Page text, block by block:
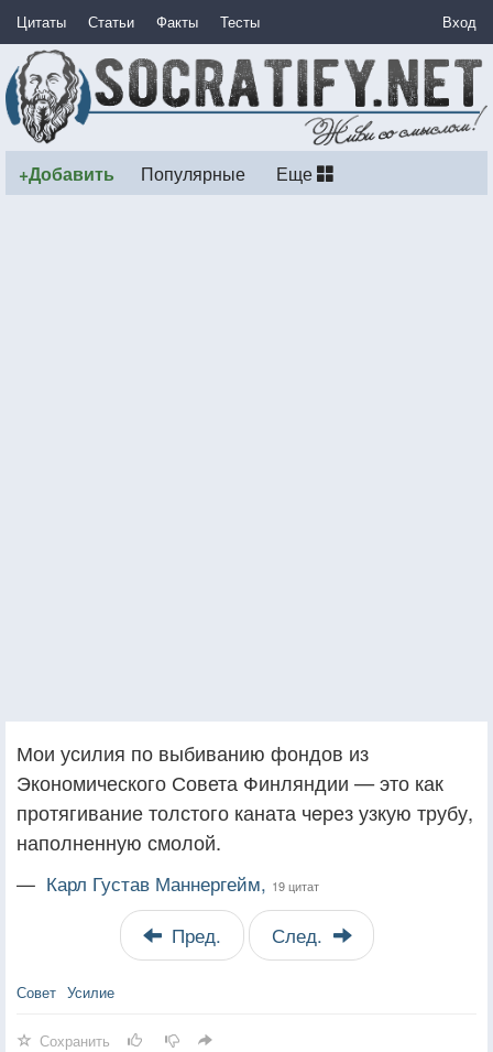
Цитаты Статьи Факты Тесты Вход
+Добавить Популярные Еще
Мои усилия по выбиванию фондов из
Экономического Совета Финляндии — это как
протягивание толстого каната чeрез узкую трубу,
наполненную смолой.
— Карл Густав Маннергейм, 19 цитат
Пред. След.
Совет Усилие
Сохранить